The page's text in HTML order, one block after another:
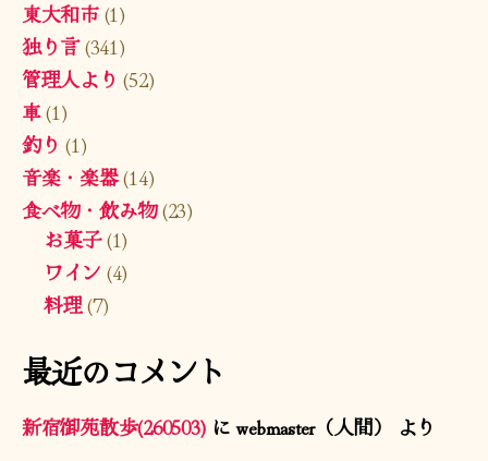
東大和市(1)
独り言(341)
管理人より (52)
車(1)
釣り (1)
音楽・楽器(14)
食べ物・飲み物(23)
お菓子(1)
ワイン (4)
料理(7)
最近のコメント
新宿御苑散歩(260503) にwebmaster（人間）
より